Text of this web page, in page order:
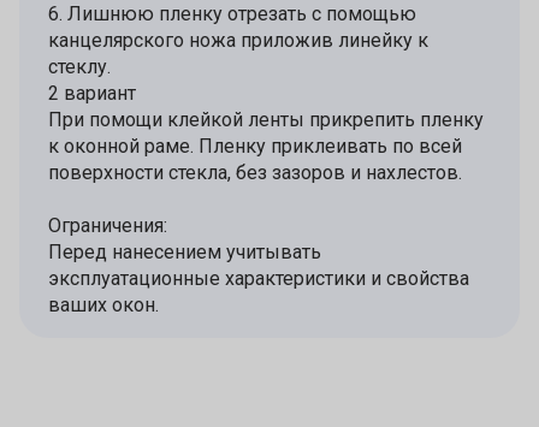
6. Лишнюю пленку отрезать с помощью
канцелярского ножа приложив линейку к
стеклу.
2 вариант
При помощи клейкой ленты прикрепить пленку
к оконной раме. Пленку приклеивать по всей
поверхности стекла, без зазоров и нахлестов.
Ограничения:
Перед нанесением учитывать
эксплуатационные характеристики и свойства
ваших окон.